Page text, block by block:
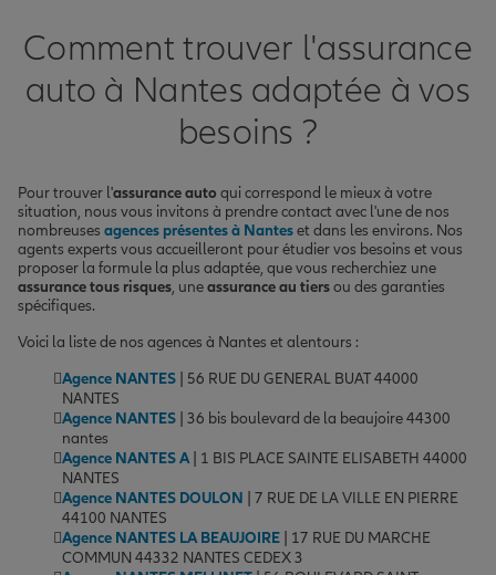
Comment trouver l'assurance
auto à Nantes adaptée à vos
besoins ?
Pour trouver l'assurance auto qui correspond le mieux à votre
situation, nous vous invitons à prendre contact avec l'une de nos
nombreuses agences présentes à Nanteset dans les environs. Nos
agents experts vous accueilleront pour étudier vos besoins et vous
proposer la formule la plus adaptée, que vous recherchiez une
assurance tous risques, uneassurance au tiersou des garanties
spécifiques.
Voici la liste de nos agences à Nantes et alentours :
Agence NANTES | 56 RUE DU GENERAL BUAT 44000
NANTES
Agence NANTES | 36 bis boulevard de la beaujoire 44300
nantes
Agence NANTES A| 1 BIS PLACE SAINTE ELISABETH 44000
NANTES
Agence NANTES DOULON | 7 RUE DE LA VILLE EN PIERRE
44100 NANTES
Agence NANTES LA BEAUJOIRE | 17 RUE DU MARCHE
COMMUN 44332 NANTES CEDEX 3